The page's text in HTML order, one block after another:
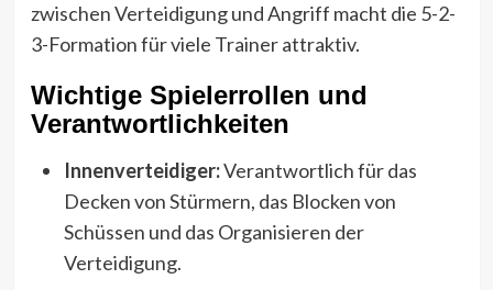
zwischen Verteidigung und Angriff macht die 5-2-
3-Formation für viele Trainer attraktiv.
Wichtige Spielerrollen und
Verantwortlichkeiten
Innenverteidiger:Verantwortlich für das
Decken von Stürmern, das Blocken von
Schüssen und das Organisieren der
Verteidigung.